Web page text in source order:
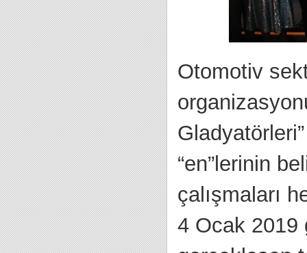
Otomotiv
“en”lerinin
çalışmaları
4 Ocak 2019